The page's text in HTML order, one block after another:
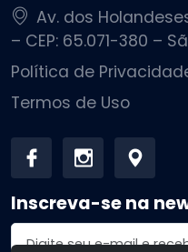
Av. dos
– CEP: 65.071-380 –
Política de
Termos de Uso
Inscreva-se na
Endereço de email